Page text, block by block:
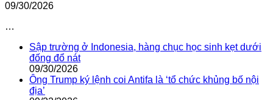
09/30/2026
…
Sập trường ở Indonesia, hàng chục học sinh kẹt dưới
đống đổ nát
09/30/2026
Ông Trump ký lệnh coi Antifa là ‘tổ chức khủng bố nội
địa’